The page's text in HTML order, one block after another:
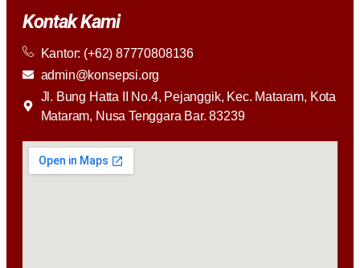
Kontak Kami
Kantor: (+62) 87770808136
admin@konsepsi.org
Jl. Bung Hatta II No.4, Pejanggik, Kec. Mataram, Kota
Mataram, Nusa Tenggara Bar. 83239